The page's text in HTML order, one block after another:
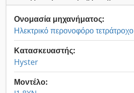
Ονομασία μηχανήματος:
Ηλεκτρικό περονοφόρο τετράτροχο
Κατασκευαστής:
Hyster
Μοντέλο: